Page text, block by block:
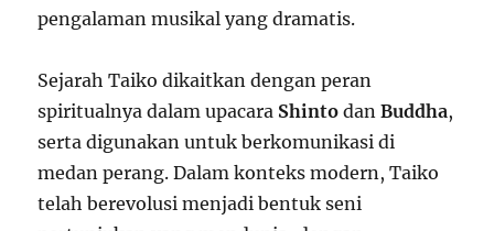
pengalaman musikal yang dramatis.
Sejarah Taiko dikaitkan dengan peran
spiritualnya dalam upacara Shinto danBuddha,
serta digunakan untuk berkomunikasi di
medan perang. Dalam konteks modern, Taiko
telah berevolusi menjadi bentuk seni